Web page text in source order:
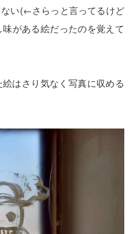
い(←さらっと言ってるけど
がある絵だったのを覚えて
はさり気なく写真に収める